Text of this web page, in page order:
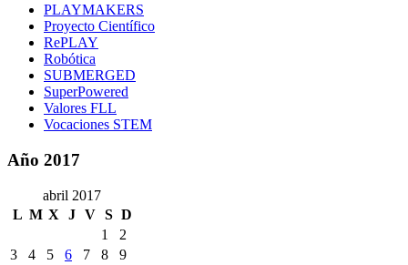
PLAYMAKERS
Proyecto Científico
RePLAY
Robótica
SUBMERGED
SuperPowered
Valores FLL
Vocaciones STEM
Año 2017
abril 2017
L M X J V S D
1
2
3
4 5 6 7 8
9